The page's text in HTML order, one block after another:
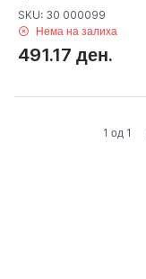
SKU: 30 000099
Нема на залиха
491.17 ден.
1 од 1